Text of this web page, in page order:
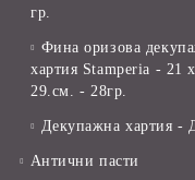
гр.
Фина оризова
хартия Stamperia - 21 х
29.см. - 28гр.
Декупажна хартия -
Антични пасти